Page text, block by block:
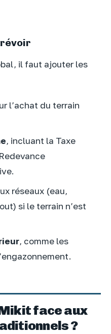
il faut ajouter les
l’achat du terrain
, incluant la Taxe
réseaux (eau,
si le terrain n’est
, comme les
face aux
?